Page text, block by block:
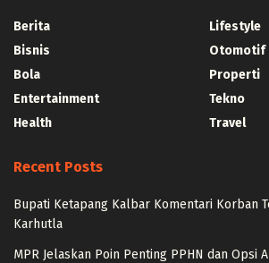
Berita
Bisnis
Bola
Entertainment
Health
Lifestyle
Otomotif
Properti
Tekno
Travel
Recent Posts
Bupati Ketapang Kalbar Komentari Korban
Karhutla
MPR Jelaskan Poin Penting PPHN dan Opsi